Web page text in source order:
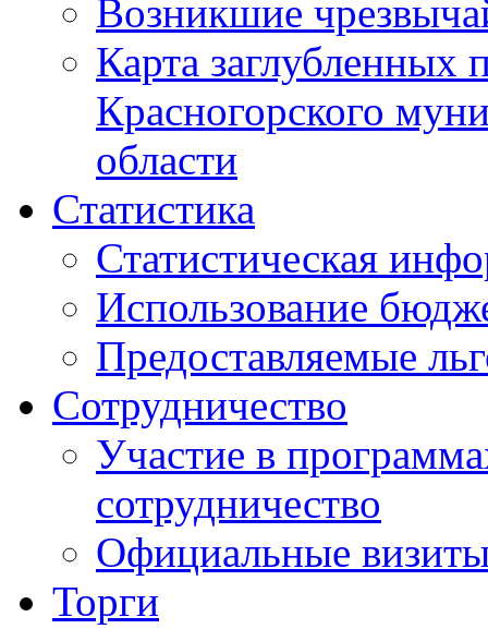
Возникшие
Карта
Красногорского
области
Статистика
Статистическая
Использование
Предоставляемые
Сотрудничество
Участие в
сотрудничество
Официальные
Торги